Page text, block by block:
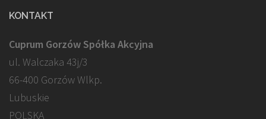
KONTAKT
Cuprum Gorzów Spółka Akcyjna
ul. Walczaka 43j/3
66-400 Gorzów Wlkp.
Lubuskie
POLSKA